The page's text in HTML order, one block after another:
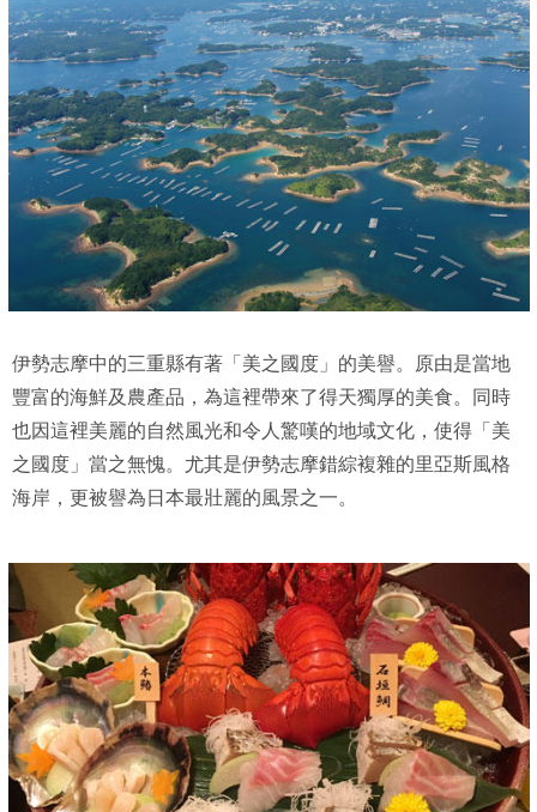
伊勢志摩中的三重縣有著「美之國度」的美譽。原由是當地
豐富的海鮮及農產品，為這裡帶來了得天獨厚的美食。同時
也因這裡美麗的自然風光和令人驚嘆的地域文化，使得「美
之國度」當之無愧。尤其是伊勢志摩錯綜複雜的里亞斯風格
海岸，更被譽為日本最壯麗的風景之一。